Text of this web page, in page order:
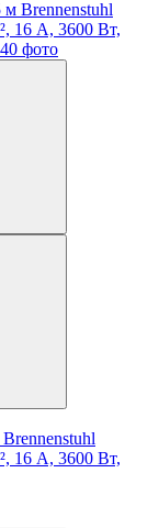
16 А, 3600 Вт,